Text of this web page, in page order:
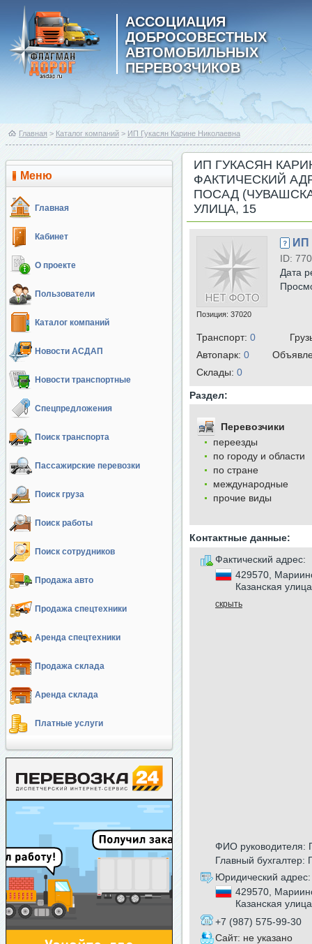
АССОЦИАЦИЯ
ДОБРОСОВЕСТНЫХ
АВТОМОБИЛЬНЫХ
ПЕРЕВОЗЧИКОВ
Главная > Каталог компаний > ИП Гукасян Карине Николаевна
Меню
Главная
Кабинет
О проекте
Пользователи
Каталог компаний
Новости АСДАП
Новости транспортные
Спецпредложения
Поиск транспорта
Пассажирские перевозки
Поиск груза
Поиск работы
Поиск сотрудников
Продажа авто
Продажа спецтехники
Аренда спецтехники
Продажа склада
Аренда склада
Платные услуги
ИП ГУКАСЯН
ФАКТИЧЕСКИЙ
ПОСАД
УЛИЦА, 15
Позиция: 37020
ИП
ID: 770
Дата
Транспорт: 0
Автопарк: 0
Cклады: 0
Раздел:
Перевозчики
переезды
по городу и области
по стране
международные
прочие виды
Контактные данные:
Фактический адрес:
429570,
Казанская
скрыть
ФИО руководителя:
Главный бухгалтер:
Юридический адрес:
429570,
Казанская
+7 (987) 575-99-30
Сайт: не указано